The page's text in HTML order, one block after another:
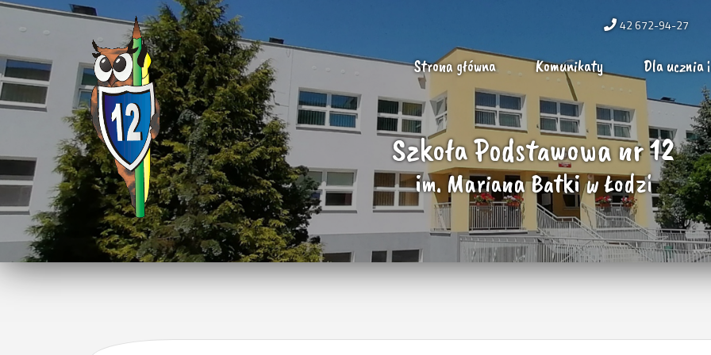
42 672-94-27
Strona główna Komunikaty Dla ucznia
Szkoła Podstawowa nr 12
im. Mariana Batki w Łodzi